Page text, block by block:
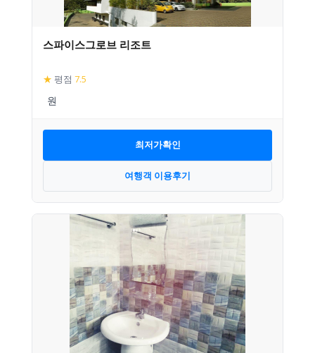
스파이스그로브 리조트
★ 평점 7.5
최저가확인
여행객 이용후기